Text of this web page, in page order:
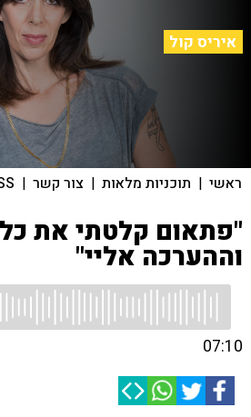
איריס קול
ראשי | תוכניות מלאות | צור קשר |
"פתאום קלטתי את
וההערכה אליי"
07:10